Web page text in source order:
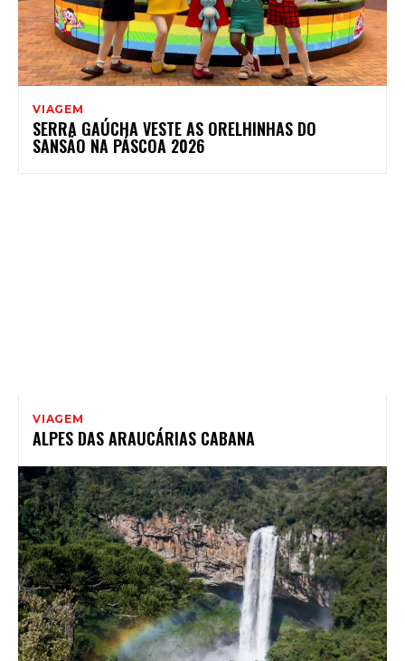
VIAGEM
SERRA GAÚCHA VESTE AS ORELHINHAS DO
SANSÃO NA PÁSCOA 2026
VIAGEM
ALPES DAS ARAUCÁRIAS CABANA